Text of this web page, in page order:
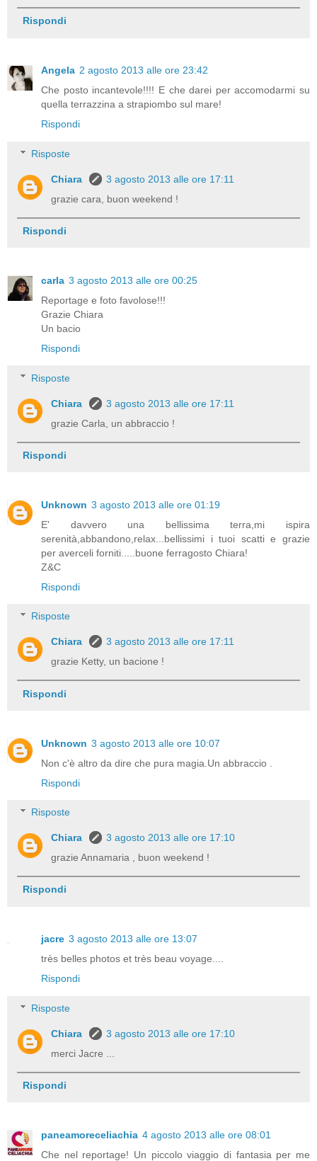
Rispondi
Angela 2 agosto 2013 alle ore 23:42
Che posto incantevole!!!! E che darei per accomodarmi su
quella terrazzina a strapiombo sul mare!
Rispondi
Risposte
Chiara
3 agosto 2013 alle ore 17:11
grazie cara, buon weekend !
Rispondi
carla 3 agosto 2013 alle ore 00:25
Reportage e foto favolose!!!
Grazie Chiara
Un bacio
Rispondi
Risposte
Chiara
3 agosto 2013 alle ore 17:11
grazie Carla, un abbraccio !
Rispondi
Unknown 3 agosto 2013 alle ore 01:19
E' davvero una bellissima terra,mi ispira
serenità,abbandono,relax...bellissimi i tuoi scatti e grazie
per averceli forniti.....buone ferragosto Chiara!
Z&C
Rispondi
Risposte
Chiara
3 agosto 2013 alle ore 17:11
grazie Ketty, un bacione !
Rispondi
Unknown 3 agosto 2013 alle ore 10:07
Non c'è altro da dire che pura magia.Un abbraccio .
Rispondi
Risposte
Chiara
3 agosto 2013 alle ore 17:10
grazie Annamaria , buon weekend !
Rispondi
jacre 3 agosto 2013 alle ore 13:07
très belles photos et très beau voyage....
Rispondi
Risposte
Chiara
3 agosto 2013 alle ore 17:10
merci Jacre ...
Rispondi
paneamoreceliachia 4 agosto 2013 alle ore 08:01
Che nel reportage! Un piccolo viaggio di fantasia per me